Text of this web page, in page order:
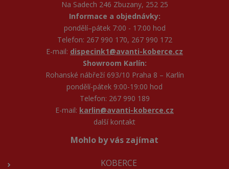
Na Sadech 246 Zbuzany, 252 25
Informace a objednávky:
pondělí–pátek 7:00 - 17:00 hod
Telefon: 267 990 170, 267 990 172
E-mail: dispecink1@avanti-koberce.cz
Showroom Karlín:
Rohanské nábřeží 693/10 Praha 8 – Karlín
pondělí-pátek 9:00-19:00 hod
Telefon: 267 990 189
E-mail: karlin@avanti-koberce.cz
další kontakt
Mohlo by vás zajímat
KOBERCE